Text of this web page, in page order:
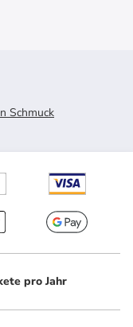
Schmuck
pro Jahr